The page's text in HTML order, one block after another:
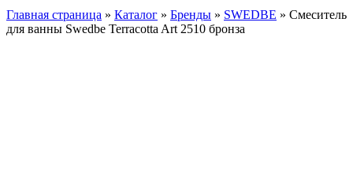
Главная страница » Каталог » Бренды » SWEDBE » Смеситель
для ванны Swedbe Terracotta Art 2510 бронза